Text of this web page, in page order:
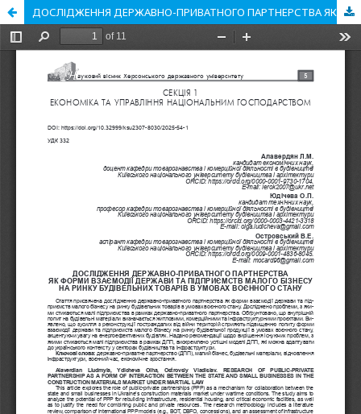
ДОСЛІДЖЕННЯ ДЕРЖАВНО-ПРИВАТНОГО ПАРТНЕРСТВА ЯК ФОРМИ ВЗАЄМОДІЇ ДЕРЖАВИ ТА ПІДПРИЄМСТВ МАЛОГО БІЗНЕСУ НА РИНКУ БУДІВЕЛЬНИХ ТОВАРІВ В УМОВАХ ВОЄННОГО СТАНУ